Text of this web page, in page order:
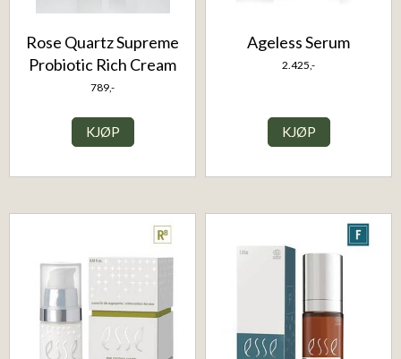
Rose Quartz Supreme
Probiotic Rich Cream
789,-
KJØP
Ageless Serum
2.425,-
KJØP